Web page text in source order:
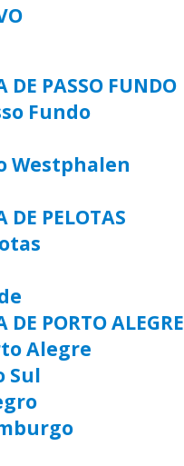
DE PASSO FUNDO
Fundo
Westphalen
DE PELOTAS
DE PORTO ALEGRE
Alegre
Sul